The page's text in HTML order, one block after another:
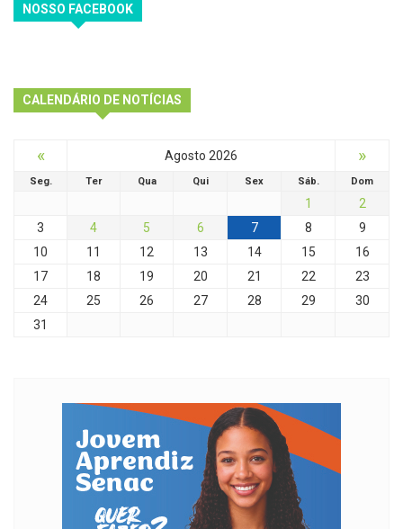
NOSSO FACEBOOK
CALENDÁRIO DE NOTÍCIAS
« Agosto 2026 »
Seg. Ter Qua Qui Sex Sáb. Dom
1
2
3
4 5 6 7 8
9
10
11 12 13 14 15
16
17
18 19 20 21 22
23
24
25 26 27 28 29
30
31